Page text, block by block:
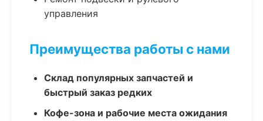
управления
Преимущества работы с нами
Склад популярных запчастей и
быстрый заказ редких
Кофе-зона и рабочие места ожидания